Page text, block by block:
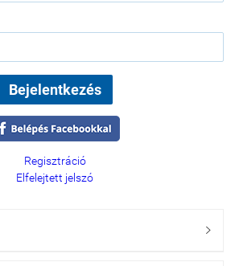
Regisztráció
Elfelejtett jelszó
